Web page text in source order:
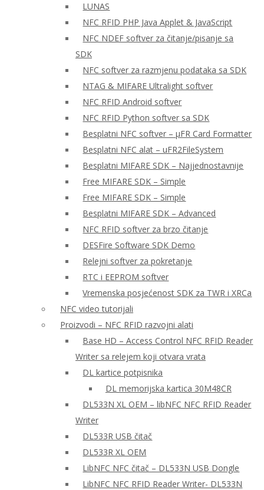
LUNAS
NFC RFID PHP Java Applet & JavaScript
NFC NDEF softver za čitanje/pisanje sa
SDK
NFC softver za razmjenu podataka sa SDK
NTAG & MIFARE Ultralight softver
NFC RFID Android softver
NFC RFID Python softver sa SDK
Besplatni NFC softver – μFR Card Formatter
Besplatni NFC alat – uFR2FileSystem
Besplatni MIFARE SDK – Najjednostavnije
Free MIFARE SDK – Simple
Free MIFARE SDK – Simple
Besplatni MIFARE SDK – Advanced
NFC RFID softver za brzo čitanje
DESFire Software SDK Demo
Relejni softver za pokretanje
RTC i EEPROM softver
Vremenska posjećenost SDK za TWR i XRCa
NFC video tutorijali
Proizvodi – NFC RFID razvojni alati
Base HD – Access Control NFC RFID Reader
Writer sa relejem koji otvara vrata
DL kartice potpisnika
DL memorijska kartica 30M48CR
DL533N XL OEM – libNFC NFC RFID Reader
Writer
DL533R USB čitač
DL533R XL OEM
LibNFC NFC čitač – DL533N USB Dongle
LibNFC NFC RFID Reader Writer- DL533N